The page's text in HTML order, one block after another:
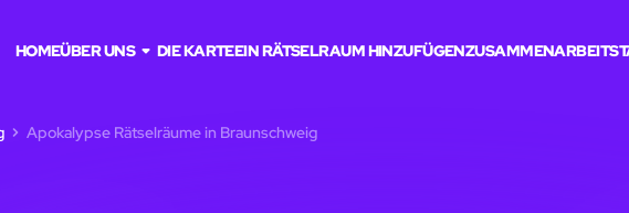
HOMEÜBER UNS DIE KARTEEIN RÄTSELRAUM HINZUFÜGENZUSAMMENARBEIT
Apokalypse Rätselräume in Braunschweig